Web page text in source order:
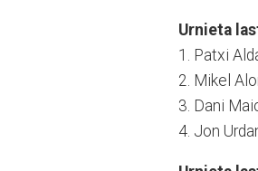
Urnieta
1. Patxi
2. Mikel
3. Dani
4. Jon